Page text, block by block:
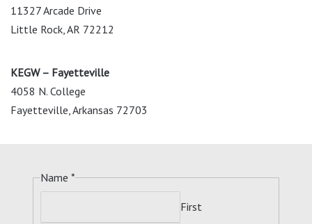
11327 Arcade Drive
Little Rock, AR 72212
KEGW – Fayetteville
4058 N. College
Fayetteville, Arkansas 72703
Name *
First